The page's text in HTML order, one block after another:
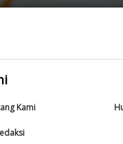
Kami